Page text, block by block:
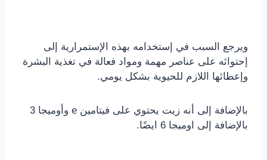
ويرجع السبب في إستخدامه بهذه الإستمرارية إلى
إحتوائه على عناصر مهمة ومواد فعالة في تغذية البشرة
وإعطائها اللازم للحيوية بشكل يومي.
بالإضافة إلى أنه زيت يحتوي على فيتامين e وأوميجا 3
بالإضافة إلى اوميجا 6 ايضًا.